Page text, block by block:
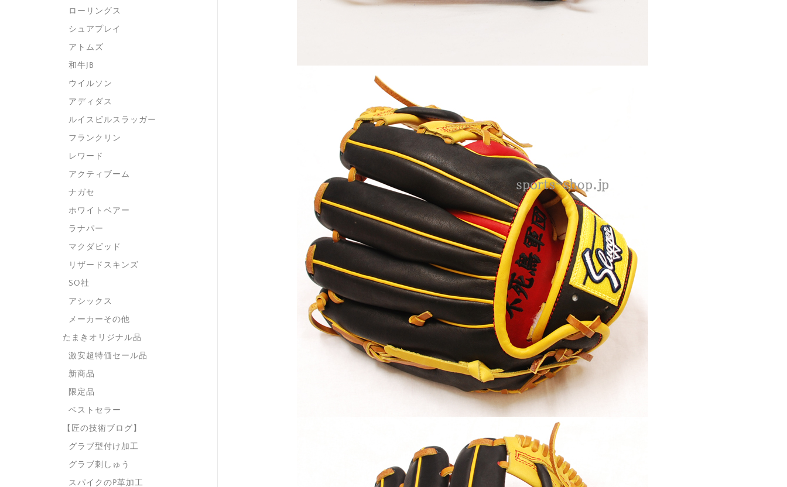
ローリングス
シュアプレイ
アトムズ
和牛JB
ウイルソン
アディダス
ルイスビルスラッガー
フランクリン
レワード
アクティブーム
ナガセ
ホワイトベアー
ラナパー
マクダビッド
リザードスキンズ
SO社
アシックス
メーカーその他
たまきオリジナル品
激安超特価セール品
新商品
限定品
ベストセラー
【匠の技術ブログ】
グラブ型付け加工
グラブ刺しゅう
スパイクのP革加工